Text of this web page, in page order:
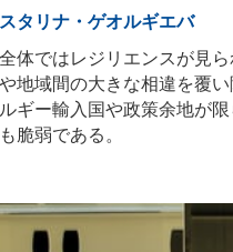
タリナ・ゲオルギエバ
体ではレジリエンスが見
地域間の大きな相違を覆い
ギー輸入国や政策余地が
脆弱である。